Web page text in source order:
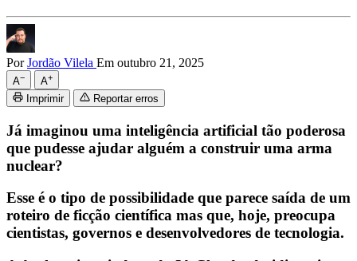
PorJordão Vilela Em outubro 21, 2025
A− A+
Imprimir Reportar erros
Já imaginou uma inteligência artificial tão poderosa
que pudesse ajudar alguém a construir uma arma
nuclear?
Esse é o tipo de possibilidade que parece saída de um
roteiro de ficção científica mas que, hoje, preocupa
cientistas, governos e desenvolvedores de tecnologia.